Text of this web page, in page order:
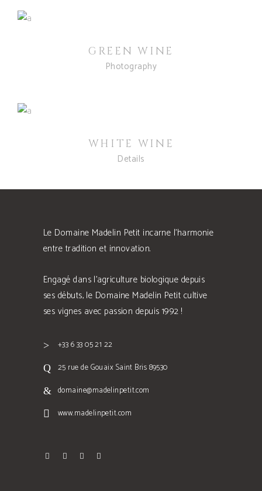
GREEN WINE
Photography
WHITE WINE
Details
Le Domaine Madelin Petit incarne l'harmonie
entre tradition et innovation.
Engagé dans l'agriculture biologique depuis
ses débuts, le Domaine Madelin Petit cultive
ses vignes avec passion depuis 1992 !
+33 6 33 05 21 22
25 rue de Gouaix Saint Bris 89530
domaine@madelinpetit.com
www.madelinpetit.com